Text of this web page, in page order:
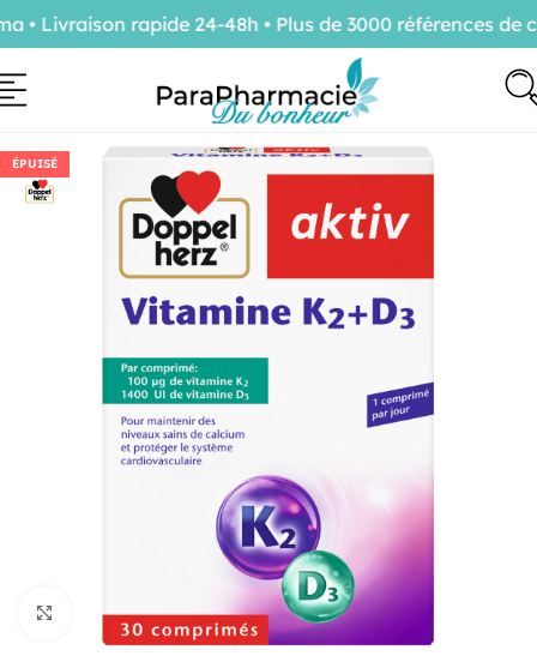
ÉPUISÉ
Cliquez pour agrandir
Livraison rapide 24-48h • Plus de 3000 références de